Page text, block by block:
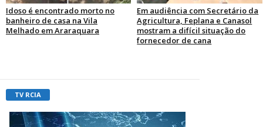
Idoso é encontrado morto no
banheiro de casa na Vila
Melhado em Araraquara
Em audiência com Secretário da
Agricultura, Feplana e Canasol
mostram a difícil situação do
fornecedor de cana
TV RCIA